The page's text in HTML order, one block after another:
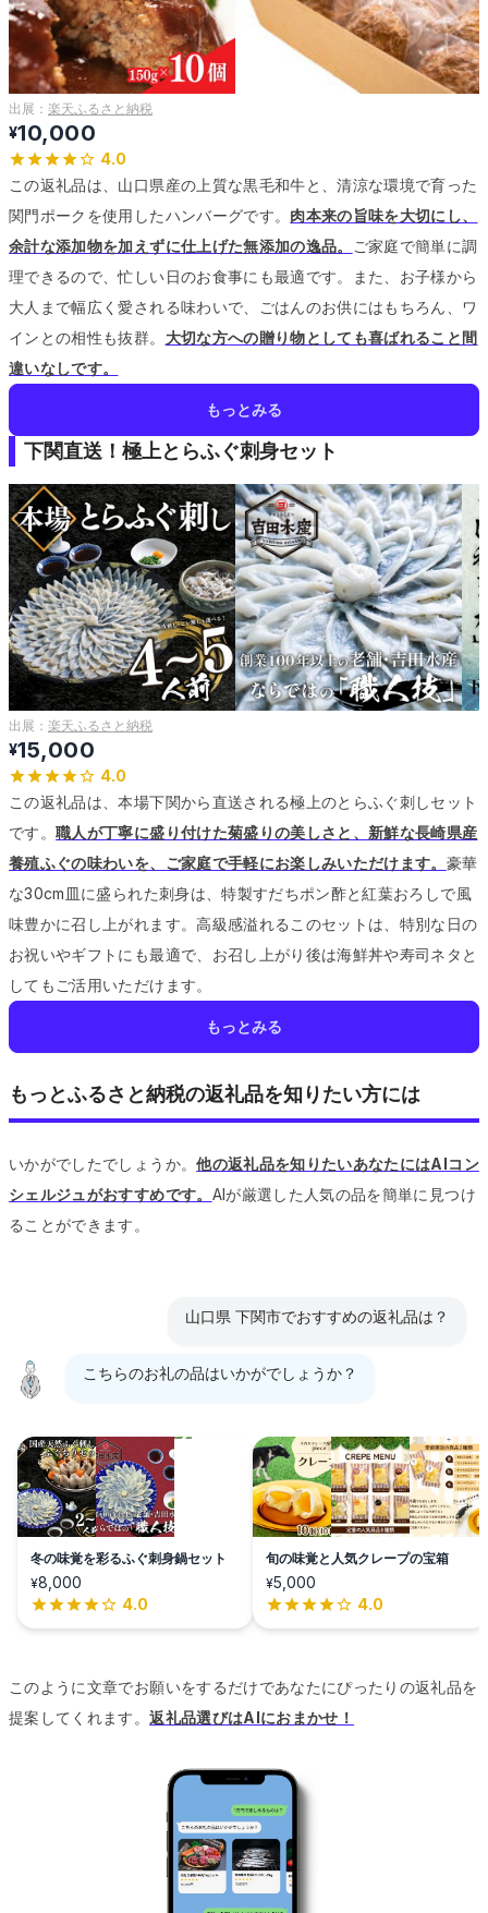
出展： 楽天ふるさと納税
¥10,000
4.0
この返礼品は、山口県産の上質な黒毛和牛と、清涼な環境で育った
関門ポークを使用したハンバーグです。 肉本来の旨味を大切にし、
余計な添加物を加えずに仕上げた無添加の逸品。
ご家庭で簡単に調
理できるので、忙しい日のお食事にも最適です。
また、お子様から
大人まで幅広く愛される味わいで、ごはんのお供にはもちろん、ワ
インとの相性も抜群。 大切な方への贈り物としても喜ばれること間
違いなしです。
もっとみる
下関直送！極上とらふぐ刺身セット
出展： 楽天ふるさと納税
¥15,000
4.0
この返礼品は、本場下関から直送される極上のとらふぐ刺しセット
です。職人が丁寧に盛り付けた菊盛りの美しさと、新鮮な長崎県産
養殖ふぐの味わいを、ご家庭で手軽にお楽しみいただけます。 豪華
な30cm皿に盛られた刺身は、特製すだちポン酢と紅葉おろしで風
味豊かに召し上がれます。高級感溢れるこのセットは、特別な日の
お祝いやギフトにも最適で、お召し上がり後は海鮮丼や寿司ネタと
してもご活用いただけます。
もっとみる
もっとふるさと納税の返礼品を知りたい方には
いかがでしたでしょうか。他の返礼品を知りたいあなたにはAIコン
シェルジュがおすすめです。 AIが厳選した人気の品を簡単に見つけ
ることができます。
山口県 下関市でおすすめの返礼品は？
こちらのお礼の品はいかがでしょうか？
冬の味覚を彩るふぐ刺身鍋セット
¥8,000
4.0
旬の味覚と人気クレープの宝箱
¥5,000
4.0
このように文章でお願いをするだけであなたにぴったりの返礼品を
提案してくれます。返礼品選びはAIにおまかせ！